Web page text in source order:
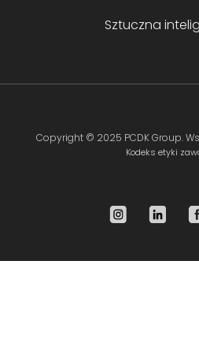
Sztuczna
Copyright © 2025 PCDK Group.
Kodeks etyki